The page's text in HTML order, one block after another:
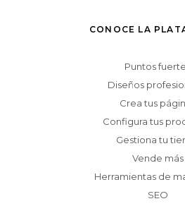
CONOCE LA
Puntos
Diseños
Crea tus
Configura tus
Gestiona tu
Vende más
Herramientas de
SEO